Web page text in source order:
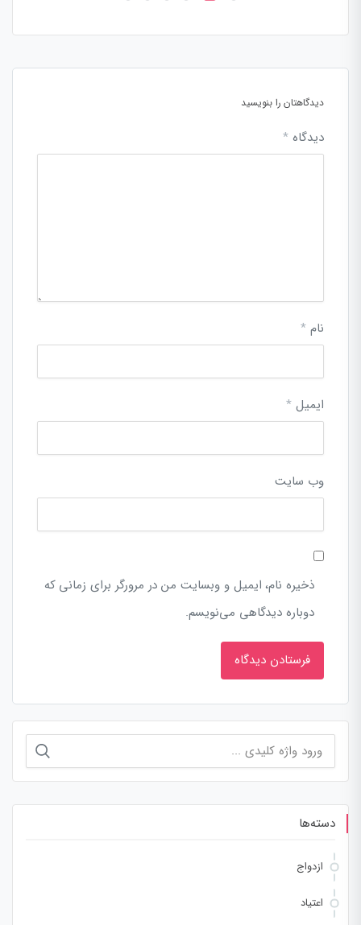
دیدگاهتان را بنویسید
دیدگاه *
نام *
ایمیل *
وب‌ سایت
ذخیره نام، ایمیل و وبسایت من در مرورگر برای زمانی که
دوباره دیدگاهی می‌نویسم.
جستجو
برای:
دسته‌ها
ازدواج
اعتیاد